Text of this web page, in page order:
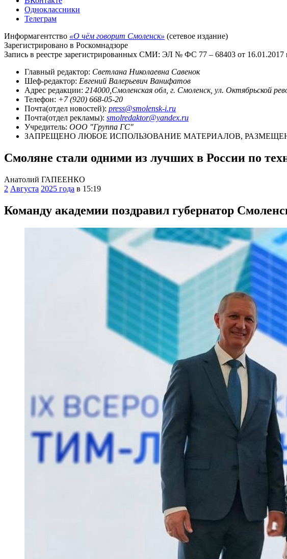
Одноклассники
Телеграм
Информагентство «О чём говорит Смоленск» (сетевое издание)
Зарегистрировано в Роскомнадзоре
Запись в реестре зарегистрированных СМИ: ЭЛ № ФС 77 – 68403 от 16.01.2017
Главный редактор: Светлана Николаевна Савенок
Шеф-редактор: Евгений Валерьевич Ванифатов
Адрес редакции: 214000,Смоленская обл, г. Смоленск, ул. Октябрьской
Телефон: +7 (920) 668-05-20
Почта(отдел новостей): press@smolensk-i.ru
Почта(отдел рекламы): smolredaktor@yandex.ru
Учредитель: ООО "Группа ГС"
ЗАПРЕЩЕНО ЛЮБОЕ ИСПОЛЬЗОВАНИЕ МАТЕРИАЛОВ,
Смоляне стали одними из лучших в России по
Анатолий ГАПЕЕНКО
2 Августа 2025 года в 15:19
Команду академии поздравил губернатор